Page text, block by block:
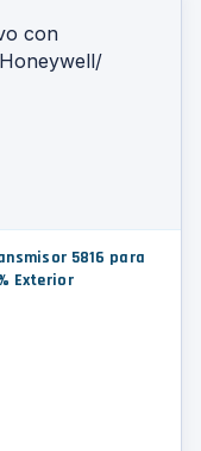
5816 para
Exterior